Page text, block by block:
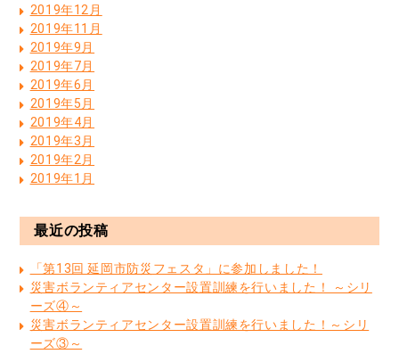
2019年12月
2019年11月
2019年9月
2019年7月
2019年6月
2019年5月
2019年4月
2019年3月
2019年2月
2019年1月
最近の投稿
「第13回 延岡市防災フェスタ」に参加しました！
災害ボランティアセンター設置訓練を行いました！ ～シリ
ーズ④～
災害ボランティアセンター設置訓練を行いました！～シリ
ーズ③～